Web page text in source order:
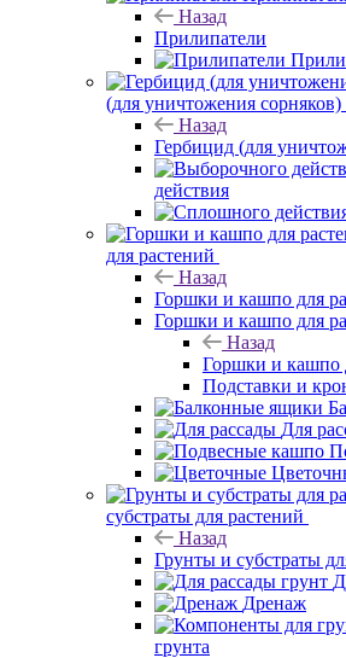
Назад
Прилипатели
(для уничтожения сорняков)
Назад
Гербицид (для
действия
для растений
Назад
Горшки и кашпо для
Горшки и кашпо для
Назад
Горшки и кашпо
Подставки и
Для
субстраты для растений
Назад
Грунты и субстраты
Дренаж
грунта